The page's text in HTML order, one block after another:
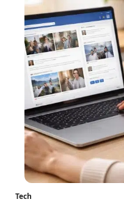
Tech